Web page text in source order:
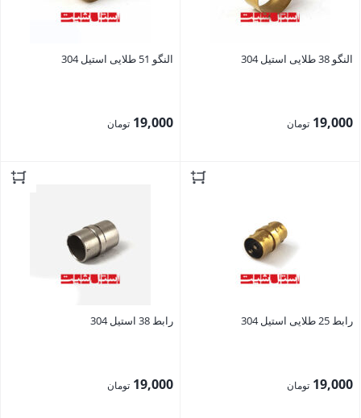
النگو 38 طلایی استیل 304
19,000 تومان
النگو 51 طلایی استیل 304
19,000 تومان
رابط 25 طلایی استیل 304
19,000 تومان
رابط 38 استیل 304
19,000 تومان